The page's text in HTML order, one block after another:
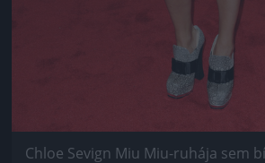
Chloe Sevign Miu Miu-ruhája sem